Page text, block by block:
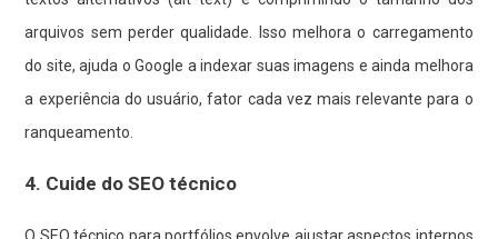
arquivos sem perder qualidade. Isso melhora o carregamento
do site, ajuda o Google a indexar suas imagens e ainda melhora
a experiência do usuário, fator cada vez mais relevante para o
ranqueamento.
4. Cuide do SEO técnico